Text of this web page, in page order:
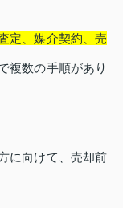
定、媒介契約、売
複数の手順があり
に向けて、売却前